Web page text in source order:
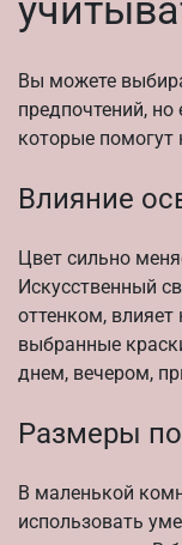
Вы можете
предпочтений,
которые помогут
Влияние
Цвет сильно
Искусственный
оттенком,
выбранные
днем, вечером,
Размеры
В маленькой
использовать